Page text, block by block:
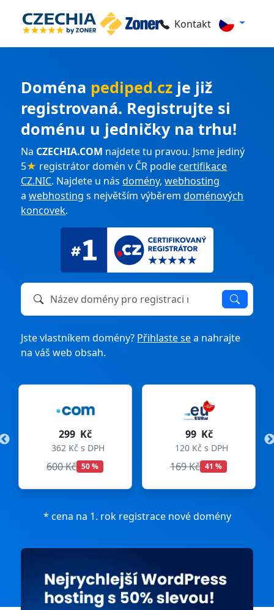
Kontakt
Doména pediped.cz je již
registrovaná. Registrujte si
doménu u jedničky na trhu!
Na CZECHIA.COM najdete tu pravou. Jsme jediný
5★ registrátor domén v ČR podlecertifikace
CZ.NIC. Najdete u násdomény,webhosting
awebhosting s největším výběremdoménových
koncovek.
Název domény k registraci nebo převodu
Jste vlastníkem domény? Přihlaste sea nahrajte
na váš web obsah.
99 Kč
120 Kč s DPH
169 Kč
275 Kč
333 Kč s DPH
299 Kč
* cena na 1. rok registrace nové domény